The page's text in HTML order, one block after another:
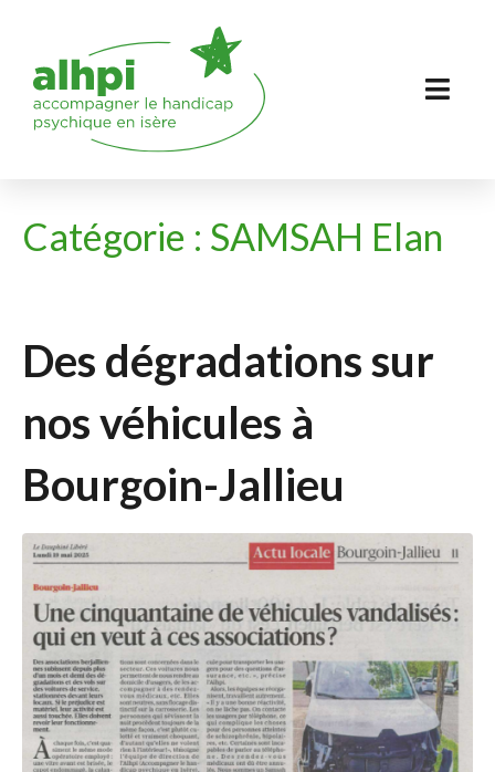
Catégorie : SAMSAH Elan
Des dégradations sur
nos véhicules à
Bourgoin-Jallieu